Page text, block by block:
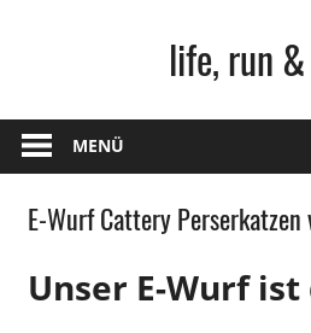
life, run
Frank
–
MENÜ
E-Wurf Cattery Perserkatzen
Unser E-Wurf ist